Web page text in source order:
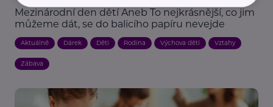
Mezinárodní den dětí Aneb To nejkrásnější, co jim
můžeme dát, se do balicího papíru nevejde
Aktuálně Dárek Děti Rodina Výchova dětí Vztahy
Zábava